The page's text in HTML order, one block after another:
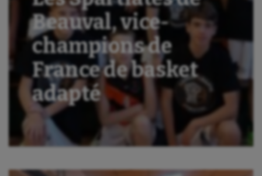
Beauval, vice-
champions de
France de basket
adapté